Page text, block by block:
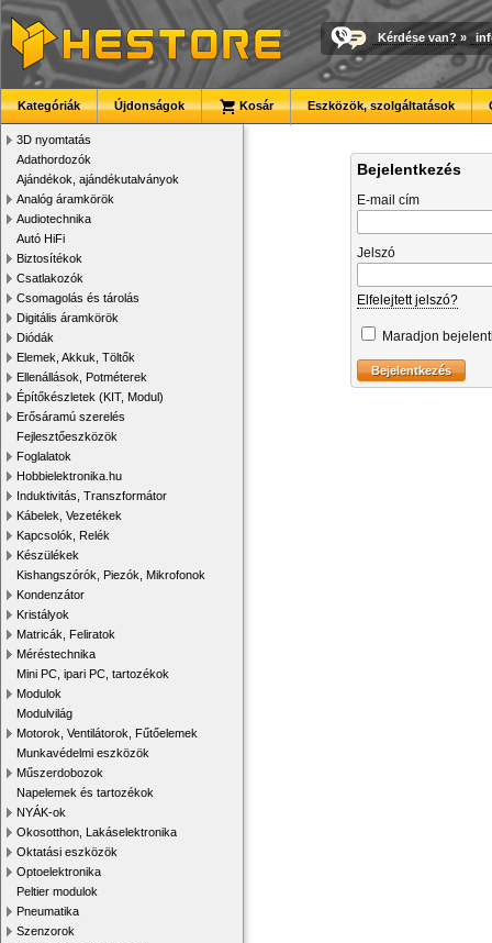
Kérdése van? »
Kategóriák Újdonságok Kosár Eszközök, szolgáltatások
3D nyomtatás
Adathordozók
Ajándékok, ajándékutalványok
Analóg áramkörök
Audiotechnika
Autó HiFi
Biztosítékok
Csatlakozók
Csomagolás és tárolás
Digitális áramkörök
Diódák
Elemek, Akkuk, Töltők
Ellenállások, Potméterek
Építőkészletek (KIT, Modul)
Erősáramú szerelés
Fejlesztőeszközök
Foglalatok
Hobbielektronika.hu
Induktivitás, Transzformátor
Kábelek, Vezetékek
Kapcsolók, Relék
Készülékek
Kishangszórók, Piezók, Mikrofonok
Kondenzátor
Kristályok
Matricák, Feliratok
Méréstechnika
Mini PC, ipari PC, tartozékok
Modulok
Modulvilág
Motorok, Ventilátorok, Fűtőelemek
Munkavédelmi eszközök
Műszerdobozok
Napelemek és tartozékok
NYÁK-ok
Okosotthon, Lakáselektronika
Oktatási eszközök
Optoelektronika
Peltier modulok
Pneumatika
Szenzorok
Bejelentkezés
E-mail cím
Jelszó
Elfelejtett jelszó?
Maradjon